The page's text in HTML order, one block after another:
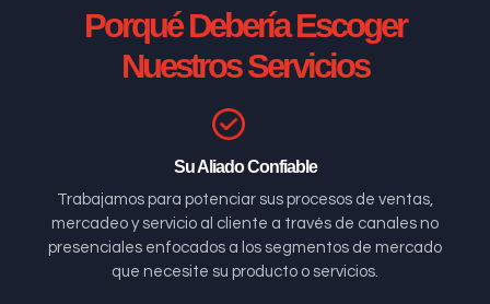
Porqué Debería Escoger
Nuestros Servicios
Su Aliado Confiable
Trabajamos para potenciar sus procesos de ventas,
mercadeo y servicio al cliente a través de canales no
presenciales enfocados a los segmentos de mercado
que necesite su producto o servicios.